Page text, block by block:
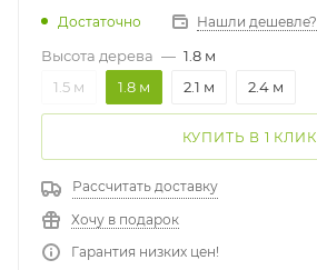
Достаточно Нашли дешевле?
Высота дерева — 1.8 м
1.5 м
1.8 м 2.1 м 2.4 м
КУПИТЬ В 1 КЛИК
Рассчитать доставку
Хочу в подарок
Гарантия низких цен!